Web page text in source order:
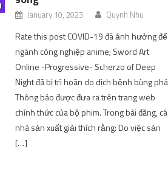
January 10, 2023 Quynh Nhu
Rate this post COVID-19 đã ảnh hưởng
ngành công nghiệp anime; Sword Art
Online -Progressive- Scherzo of Deep
Night đã bị trì hoãn do dịch bệnh bùng
Thông báo được đưa ra trên trang web
chính thức của bộ phim. Trong bài đăng,
nhà sản xuất giải thích rằng: Do việc sản
[…]